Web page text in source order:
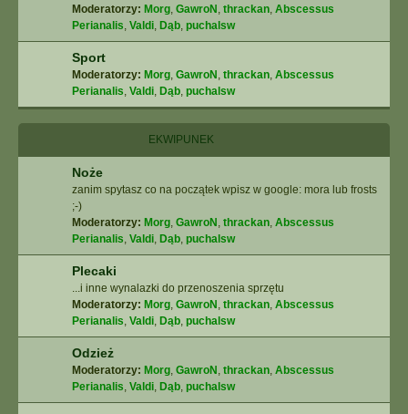
Moderatorzy: Morg, GawroN , thrackan, Abscessus
Perianalis, Valdi, Dąb, puchalsw
Sport
Moderatorzy: Morg, GawroN , thrackan, Abscessus
Perianalis, Valdi, Dąb, puchalsw
EKWIPUNEK
Noże
zanim spytasz co na początek wpisz w google: mora lub frosts
;-)
Moderatorzy: Morg, GawroN , thrackan, Abscessus
Perianalis, Valdi, Dąb, puchalsw
Plecaki
...i inne wynalazki do przenoszenia sprzętu
Moderatorzy: Morg, GawroN , thrackan, Abscessus
Perianalis, Valdi, Dąb, puchalsw
Odzież
Moderatorzy: Morg, GawroN , thrackan, Abscessus
Perianalis, Valdi, Dąb, puchalsw